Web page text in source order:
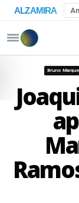
ALZAMIRA
Bruno